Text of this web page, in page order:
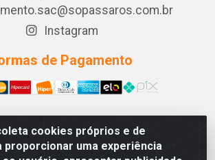
cookies próprios e de
uma experiência
Instagram
de Pagamento
DELEZZOTTE LTDA - RODOVIA BA
RURAL, ITABERABA/BA - CEP 46.880-